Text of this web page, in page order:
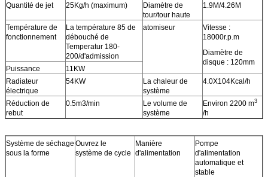
Quantité de jet 25Kg/h (maximum)
Diamètre de
tour/tour haute
1.9M/4.26M
Température de
fonctionnement
La température 85 de
débouché de
Temperatur 180-
200/d'admission
atomiseur
Vitesse :
18000r.p.m
Diamètre de
disque : 120mm
Puissance
11KW
Radiateur
électrique
54KW
La chaleur de
système
4.0X104Kcal/h
Réduction de
rebut
0.5m3/min
Le volume de
système
Environ 2200 m3
/h
Système de séchage
sous la forme
Ouvrez le
système de cycle
Manière
d'alimentation
Pompe
d'alimentation
automatique et
stable